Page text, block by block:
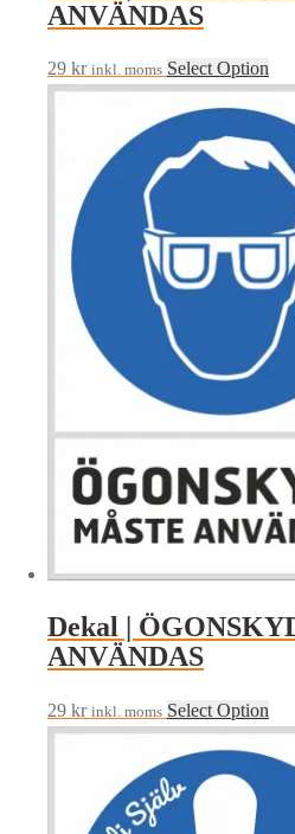
ANVÄNDAS
29 kr inkl. moms Select Option
Dekal |
ANVÄNDAS
29 kr inkl. moms Select Option